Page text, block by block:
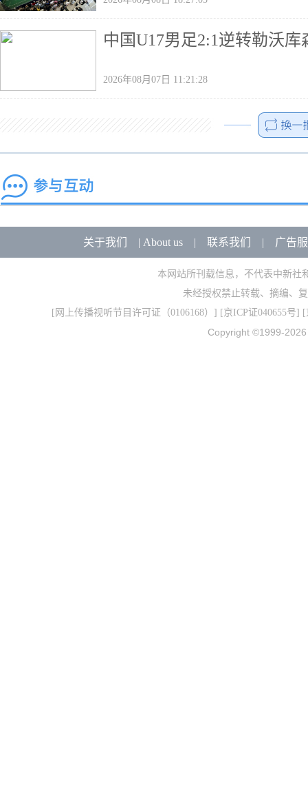
中国U17男足2:1逆转勒沃
2026年08月07日 11:21:28
关于我们 | About us| 联系我们 | 广告
本网站所刊载信息，不代表中新社
未经授权禁止转载、摘编、
[ 网上传播视听节目许可证（0106168） ] [京ICP证040655号] [
Copyright ©1999-